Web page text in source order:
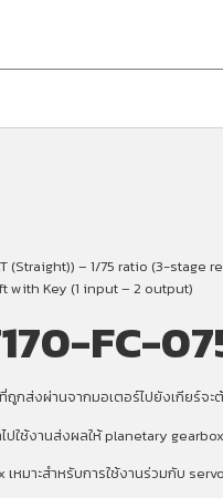
– 1/75 ratio (3-
with Key (1 input – 2 output)
FC-
กส่งผ่านจากมอเตอร์ไปยังเกียร์จ
ช้งานส่งผลให้ planetary
หมาะสำหรับการใช้งานร่วมกับ